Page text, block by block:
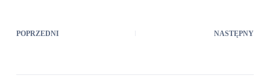
POPRZEDNI NASTĘPNY